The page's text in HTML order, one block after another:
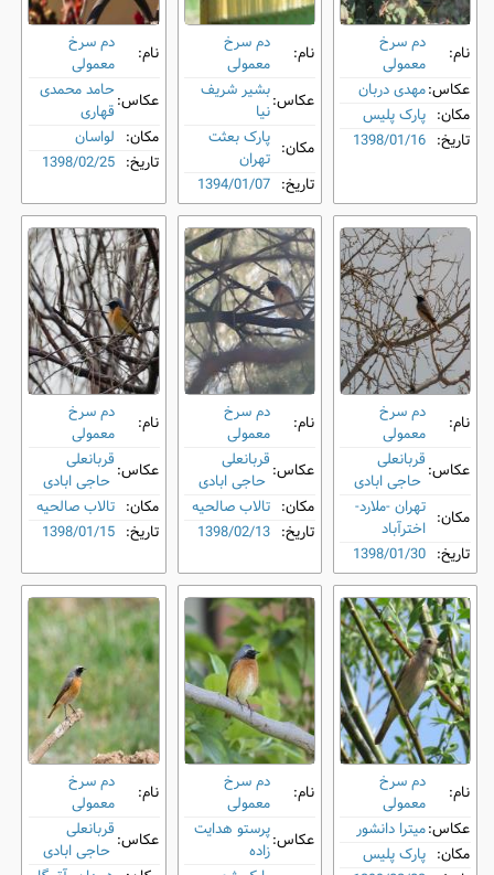
نام:
دم‌ سرخ
معمولی
عکاس:مهدی دربان
مکان: پارک پلیس
تاریخ: 1398/01/16
نام:
دم‌ سرخ
معمولی
عکاس:بشیر شریف
نیا
مکان: پارک بعثت
تهران
تاریخ: 1394/01/07
نام:
دم‌ سرخ
معمولی
عکاس:حامد محمدی
قهاری
مکان: لواسان
تاریخ: 1398/02/25
نام:
دم‌ سرخ
معمولی
عکاس:قربانعلی
حاجی ابادی
مکان: تهران -ملارد-
اخترآباد
تاریخ: 1398/01/30
نام:
دم‌ سرخ
معمولی
عکاس:قربانعلی
حاجی ابادی
مکان: تالاب صالحیه
تاریخ: 1398/02/13
نام:
دم‌ سرخ
معمولی
عکاس:قربانعلی
حاجی ابادی
مکان: تالاب صالحیه
تاریخ: 1398/01/15
نام:
دم‌ سرخ
معمولی
عکاس:میترا دانشور
مکان: پارک پلیس
نام:
دم‌ سرخ
معمولی
عکاس:پرستو هدایت
زاده
نام:
دم‌ سرخ
معمولی
عکاس:قربانعلی
حاجی ابادی